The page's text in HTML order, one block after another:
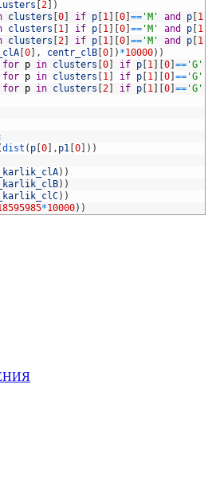
[2] )
clusters [0] if p [1] [0] == 'M' and p [1
clusters [1] if p [1] [0] == 'M' and p [1
clusters [2] if p [1] [0] == 'M' and p [1
[0] , centr_clB [0] ) *10000) )
for p in clusters [0] if p [1] [0] == 'G'
for p in clusters [1] if p [1] [0] == 'G'
for p in clusters [2] if p [1] [0] == 'G'
dist ( p [0] , p1 [0] ) )
) )
) )
) )
*10000) )